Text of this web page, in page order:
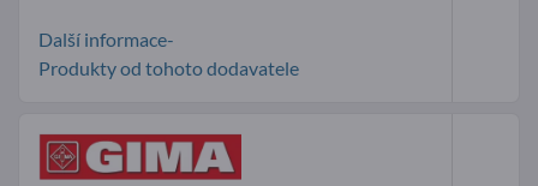
Další informace-
Produkty od tohoto dodavatele